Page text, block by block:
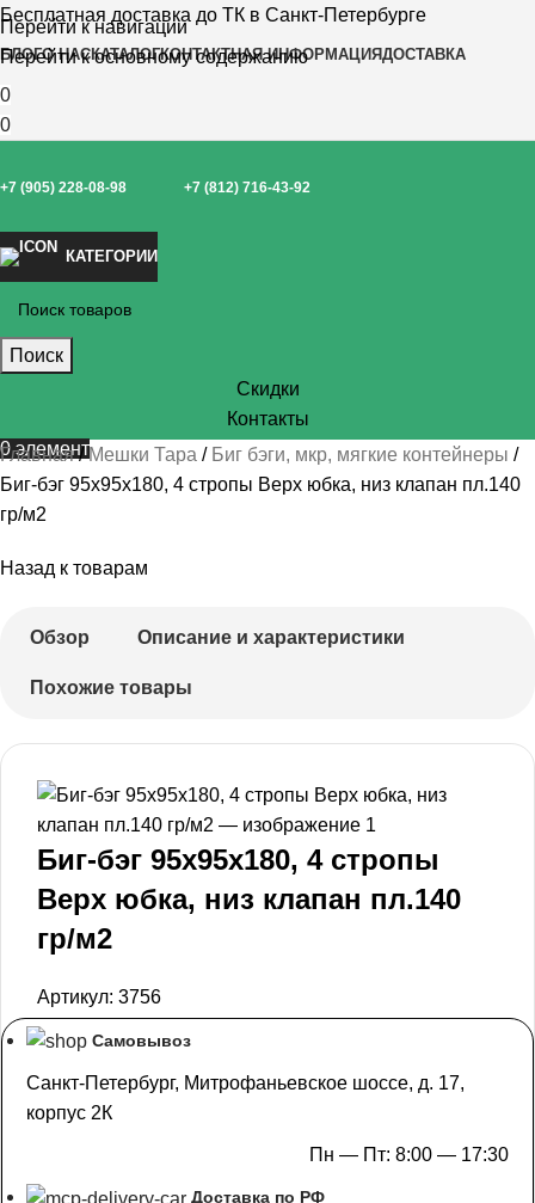
Перейти к навигации
Перейти к основному содержанию
Бесплатная доставка до ТК в Санкт-Петербурге
БЛОГО НАСКАТАЛОГКОНТАКТНАЯ ИНФОРМАЦИЯДОСТАВКА
0
0
+7 (905) 228-08-98 +7 (812) 716-43-92
КАТЕГОРИИ
Поиск
Скидки
Контакты
0элемент
Главная Мешки Тара
Биг бэги, мкр, мягкие контейнеры
Биг-бэг 95х95х180, 4 стропы Верх юбка, низ клапан пл.140
гр/м2
Назад к товарам
Обзор Описание и характеристики
Похожие товары
Биг-бэг 95х95х180, 4 стропы
Верх юбка, низ клапан пл.140
гр/м2
Артикул: 3756
Самовывоз
Санкт-Петербург, Митрофаньевское шоссе, д. 17,
корпус 2К
Пн — Пт: 8:00 — 17:30
Доставка по РФ